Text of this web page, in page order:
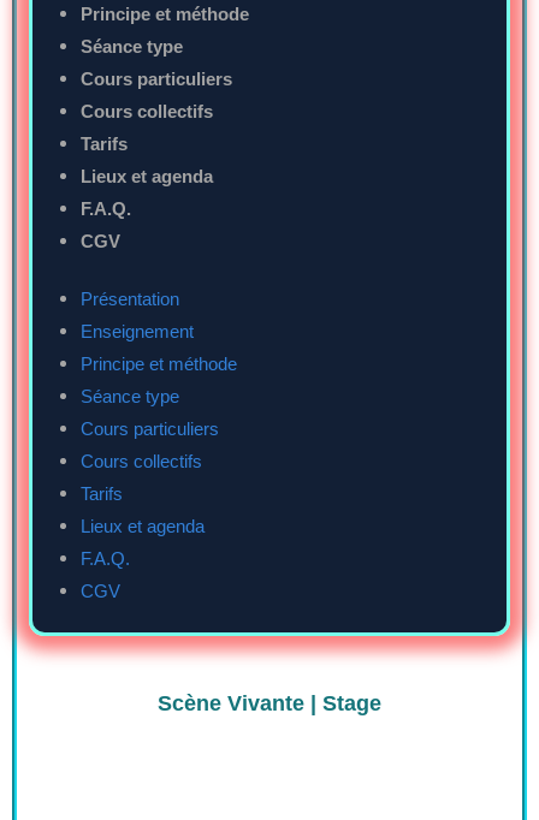
Principe et méthode
Séance type
Cours particuliers
Cours collectifs
Tarifs
Lieux et agenda
F.A.Q.
CGV
Présentation
Enseignement
Principe et méthode
Séance type
Cours particuliers
Cours collectifs
Tarifs
Lieux et agenda
F.A.Q.
CGV
Scène Vivante | Stage